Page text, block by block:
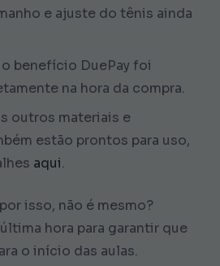
e ajuste do tênis ainda
benefício DuePay foi
na hora da compra.
outros materiais e
estão prontos para uso,
aqui.
isso, não é mesmo?
hora para garantir que
o início das aulas.